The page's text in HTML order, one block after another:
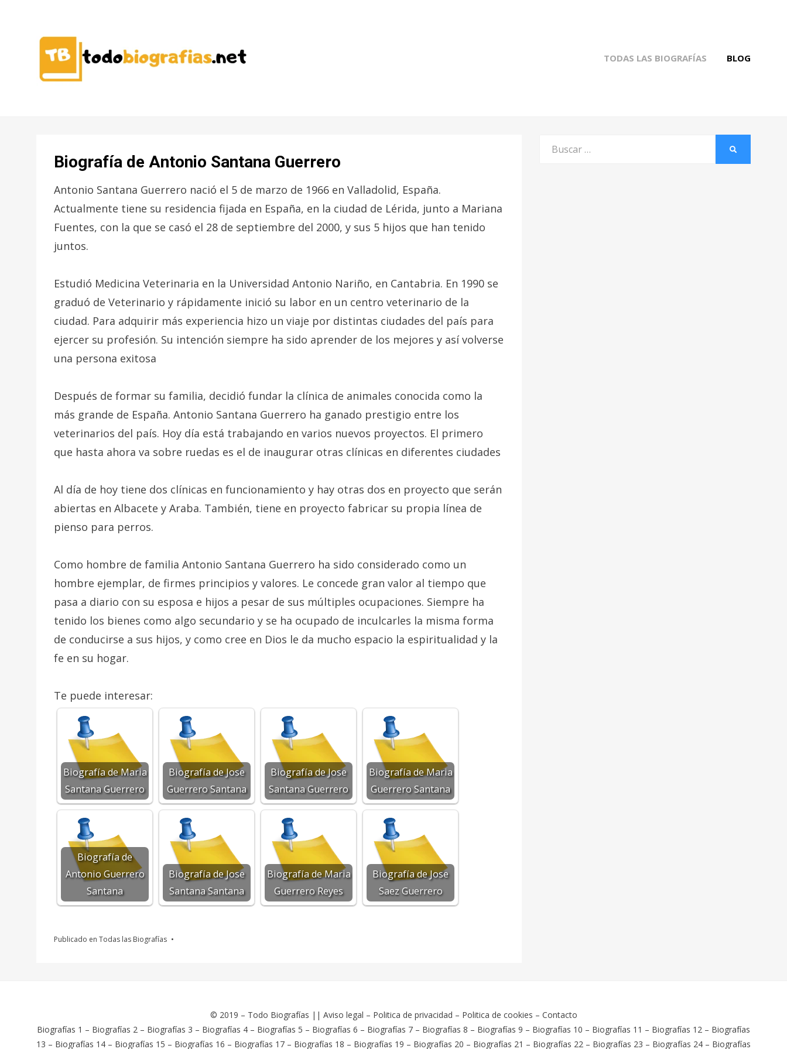
TODAS LAS BIOGRAFÍAS BLOG
Biografía de Antonio Santana Guerrero
Antonio Santana Guerrero nació el 5 de marzo de 1966 en Valladolid, España.
Actualmente tiene su residencia fijada en España, en la ciudad de Lérida, junto a Mariana
Fuentes, con la que se casó el 28 de septiembre del 2000, y sus 5 hijos que han tenido
juntos.
Estudió Medicina Veterinaria en la Universidad Antonio Nariño, en Cantabria. En 1990 se
graduó de Veterinario y rápidamente inició su labor en un centro veterinario de la
ciudad. Para adquirir más experiencia hizo un viaje por distintas ciudades del país para
ejercer su profesión. Su intención siempre ha sido aprender de los mejores y así volverse
una persona exitosa
Después de formar su familia, decidió fundar la clínica de animales conocida como la
más grande de España. Antonio Santana Guerrero ha ganado prestigio entre los
veterinarios del país. Hoy día está trabajando en varios nuevos proyectos. El primero
que hasta ahora va sobre ruedas es el de inaugurar otras clínicas en diferentes ciudades
Al día de hoy tiene dos clínicas en funcionamiento y hay otras dos en proyecto que serán
abiertas en Albacete y Araba. También, tiene en proyecto fabricar su propia línea de
pienso para perros.
Como hombre de familia Antonio Santana Guerrero ha sido considerado como un
hombre ejemplar, de firmes principios y valores. Le concede gran valor al tiempo que
pasa a diario con su esposa e hijos a pesar de sus múltiples ocupaciones. Siempre ha
tenido los bienes como algo secundario y se ha ocupado de inculcarles la misma forma
de conducirse a sus hijos, y como cree en Dios le da mucho espacio la espiritualidad y la
fe en su hogar.
Te puede interesar:
Biografía de Maria
Santana Guerrero
Biografía de Jose
Guerrero Santana
Biografía de Jose
Santana Guerrero
Biografía de Maria
Guerrero Santana
Biografía de
Antonio Guerrero
Santana
Biografía de Jose
Santana Santana
Biografía de Maria
Guerrero Reyes
Biografía de Jose
Saez Guerrero
Publicado en Todas las Biografías
Buscar
© 2019 – Todo Biografías || Aviso legal – Politica de privacidad – Politica de cookies – Contacto
Biografías 1 – Biografías 2 – Biografías 3 – Biografías 4 – Biografías 5 – Biografías 6 – Biografías 7 – Biografías 8 – Biografías 9 – Biografías 10 – Biografías 11 – Biografías 12 – Biografías
13 – Biografías 14 – Biografías 15 – Biografías 16 – Biografías 17 – Biografías 18 – Biografías 19 – Biografías 20 – Biografías 21 – Biografías 22 – Biografías 23 – Biografías 24 – Biografías